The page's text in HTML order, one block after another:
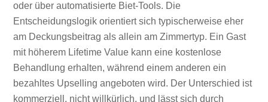
oder über automatisierte Biet-Tools. Die
Entscheidungslogik orientiert sich typischerweise eher
am Deckungsbeitrag als allein am Zimmertyp. Ein Gast
mit höherem Lifetime Value kann eine kostenlose
Behandlung erhalten, während einem anderen ein
bezahltes Upselling angeboten wird. Der Unterschied ist
kommerziell, nicht willkürlich, und lässt sich durch